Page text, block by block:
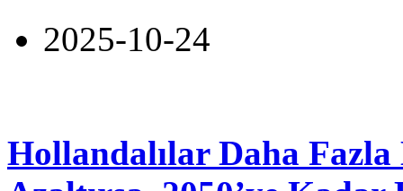
2025-10-24
Hollandalılar Daha